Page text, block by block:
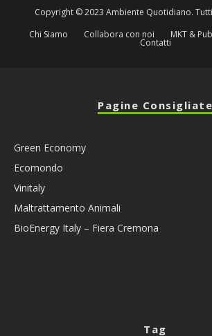
Copyright © 2023 Ambiente Quotidiano.
Chi Siamo
Collabora con noi MKT &
Contatti
Pagine Consigliate
Green Economy
Ecomondo
Vinitaly
Maltrattamento Animali
BioEnergy Italy – Fiera Cremona
Tag